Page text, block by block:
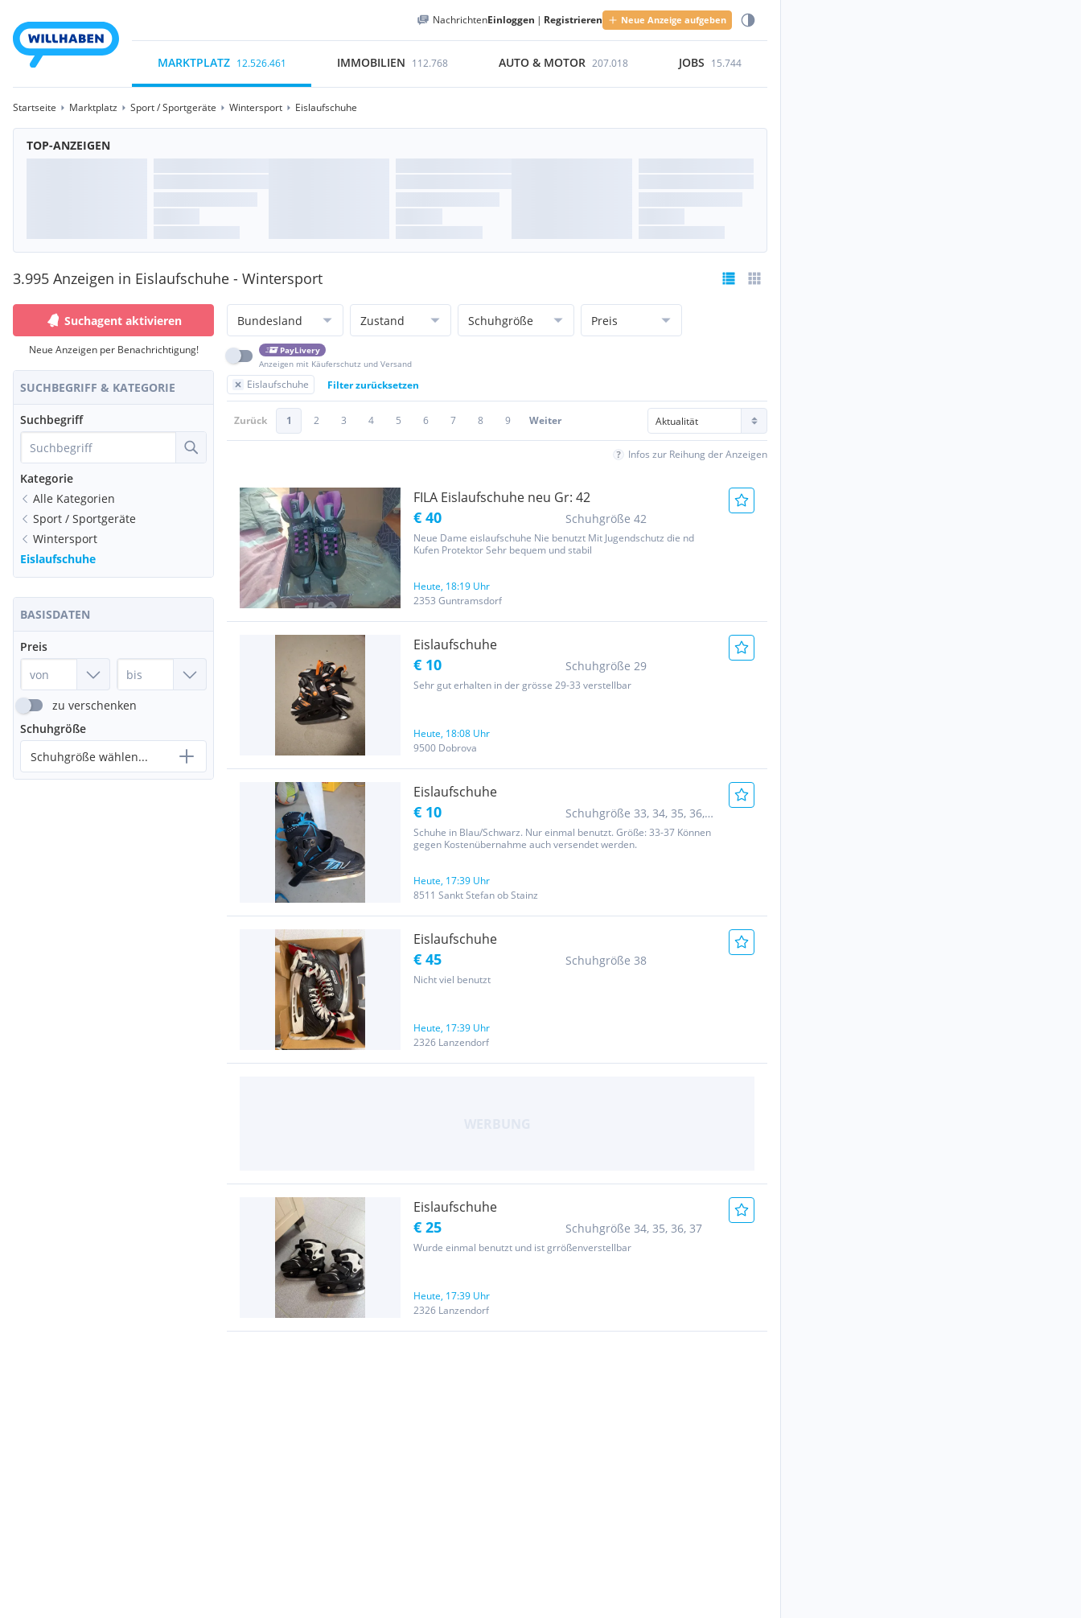
NachrichtenEinloggen | Registrieren Neue Anzeige aufgeben
MARKTPLATZ 12.526.461 IMMOBILIEN 112.768 AUTO & MOTOR 207.018 JOBS 15.744
Startseite Marktplatz Sport / Sportgeräte Wintersport Eislaufschuhe
TOP-ANZEIGEN
3.995 Anzeigen in Eislaufschuhe - Wintersport
Suchagent aktivieren
Neue Anzeigen per Benachrichtigung!
SUCHBEGRIFF & KATEGORIE
Suchbegriff
Kategorie
Alle Kategorien
Sport / Sportgeräte
Wintersport
Eislaufschuhe
BASISDATEN
Preis
zu verschenken
Schuhgröße
Schuhgröße wählen...
Bundesland Zustand Schuhgröße Preis
PayLivery
Anzeigen mit Käuferschutz und Versand
Eislaufschuhe Filter zurücksetzen
Zurück 1 2 3 4 5 6 7 8 9 Weiter
Infos zur Reihung der Anzeigen
FILA Eislaufschuhe neu Gr: 42
€ 40 Schuhgröße 42
Neue Dame eislaufschuhe Nie benutzt Mit Jugendschutz die nd
Kufen Protektor Sehr bequem und stabil
Heute, 18:19 Uhr
2353 Guntramsdorf
Eislaufschuhe
€ 10 Schuhgröße 29
Sehr gut erhalten in der grösse 29-33 verstellbar
Heute, 18:08 Uhr
9500 Dobrova
Eislaufschuhe
€ 10
Schuhgröße 33, 34, 35, 36,
37
Schuhe in Blau/Schwarz. Nur einmal benutzt. Größe: 33-37 Können
gegen Kostenübernahme auch versendet werden.
Heute, 17:39 Uhr
8511 Sankt Stefan ob Stainz
Eislaufschuhe
€ 45 Schuhgröße 38
Nicht viel benutzt
Heute, 17:39 Uhr
2326 Lanzendorf
Eislaufschuhe
€ 25 Schuhgröße 34, 35, 36, 37
Wurde einmal benutzt und ist grrößenverstellbar
Heute, 17:39 Uhr
2326 Lanzendorf